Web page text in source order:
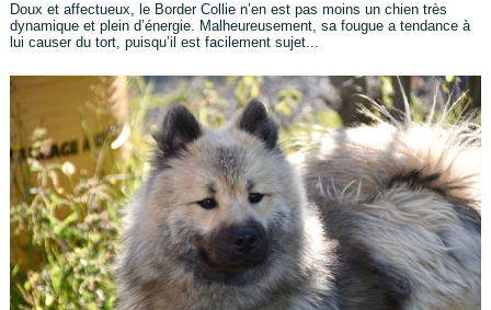
Doux et affectueux, le Border Collie n’en est pas moins un chien très
dynamique et plein d’énergie. Malheureusement, sa fougue a tendance à
lui causer du tort, puisqu’il est facilement sujet...